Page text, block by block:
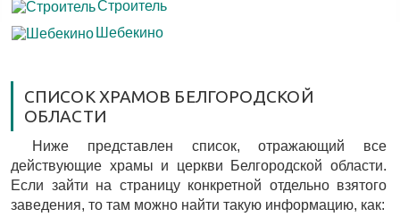
Строитель
Шебекино
СПИСОК ХРАМОВ БЕЛГОРОДСКОЙ
ОБЛАСТИ
Ниже представлен список, отражающий все
действующие храмы и церкви Белгородской области.
Если зайти на страницу конкретной отдельно взятого
заведения, то там можно найти такую информацию, как: